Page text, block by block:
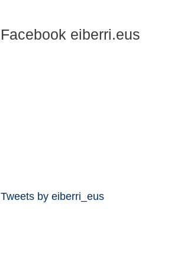
Facebook eiberri.eus
Tweets by eiberri_eus